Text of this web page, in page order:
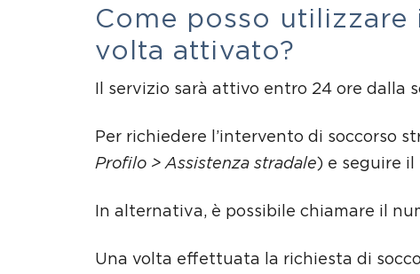
Come posso
volta attivato?
Il servizio sarà attivo entro 24 ore dalla
Per richiedere l’intervento di soccorso
Profilo > Assistenza stradale) e seguire
In alternativa, è possibile chiamare il
Una volta effettuata la richiesta di